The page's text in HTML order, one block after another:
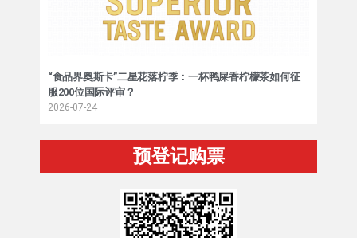
“食品界奥斯卡”二星花落柠季：一杯鸭屎香柠檬茶如何征
服200位国际评审？
2026-07-24
预登记购票